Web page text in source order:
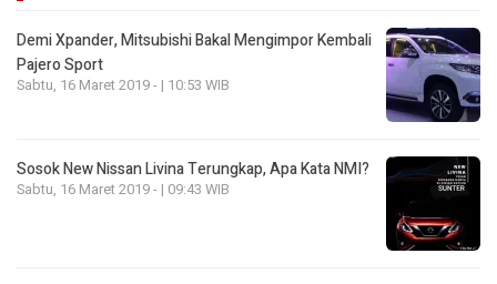
Demi Xpander, Mitsubishi Bakal Mengimpor Kembali
Pajero Sport
Sabtu, 16 Maret 2019 - | 10:53 WIB
Sosok New Nissan Livina Terungkap, Apa Kata NMI?
Sabtu, 16 Maret 2019 - | 09:43 WIB